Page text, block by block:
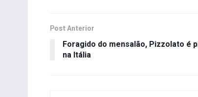
Post Anterior
Foragido do mensalão, Pizzolato é
na Itália